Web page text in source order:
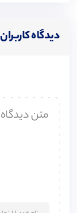
دیدگاه کاربران